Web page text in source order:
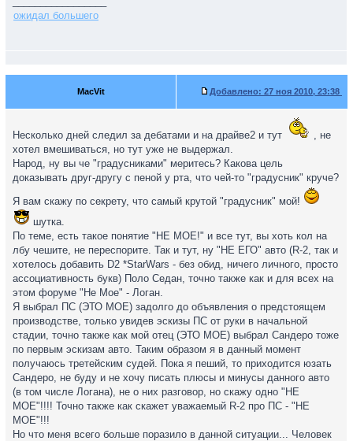
ожидал большего
MacVit Добавлено: 27 ноя 2010, 23:38
Несколько дней следил за дебатами и на драйве2 и тут
, не
хотел вмешиваться, но тут уже не выдержал.
Народ, ну вы че "градусниками" меритесь? Какова цель
доказывать друг-другу с пеной у рта, что чей-то "градусник" круче?
Я вам скажу по секрету, что самый крутой "градусник" мой!
шутка.
По теме, есть такое понятие "НЕ МОЕ!" и все тут, вы хоть кол на
лбу чешите, не переспорите. Так и тут, ну "НЕ ЕГО" авто (R-2, так и
хотелось добавить D2 *StarWars - без обид, ничего личного, просто
ассоциативность букв) Поло Седан, точно также как и для всех на
этом форуме "Не Мое" - Логан.
Я выбрал ПС (ЭТО МОЕ) задолго до объявления о предстоящем
производстве, только увидев эскизы ПС от руки в начальной
стадии, точно также как мой отец (ЭТО МОЕ) выбрал Сандеро тоже
по первым эскизам авто. Таким образом я в данный момент
получаюсь третейским судей. Пока я пеший, то приходится юзать
Сандеро, не буду и не хочу писать плюсы и минусы данного авто
(в том числе Логана), не о них разговор, но скажу одно "НЕ
МОЕ"!!!! Точно также как скажет уважаемый R-2 про ПС - "НЕ
МОЕ"!!!
Но что меня всего больше поразило в данной ситуации... Человек